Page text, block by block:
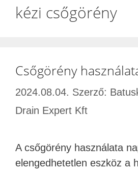
kézi csőgörény
Csőgörény
2024.08.04. Szerző:
Drain Expert Kft
A csőgörény használata
elengedhetetlen eszköz a